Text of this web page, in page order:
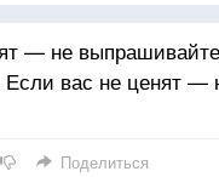
— не
вас не ценят —
Поделиться